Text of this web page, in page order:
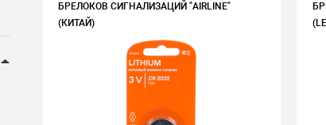
БРЕЛОКОВ СИГНАЛИЗАЦИЙ "AIRLINE"
(КИТАЙ)